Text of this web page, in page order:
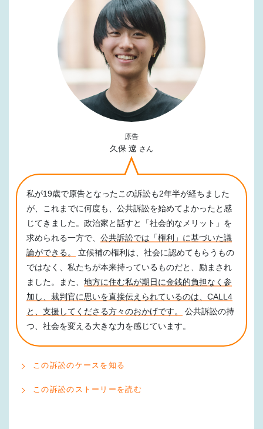
原告
久保 遼 さん
私が19歳で原告となったこの訴訟も2年半が経ちました
が、これまでに何度も、公共訴訟を始めてよかったと感
じてきました。政治家と話すと「社会的なメリット」を
求められる一方で、 公共訴訟では「権利」に基づいた議
論ができる。
立候補の権利は、社会に認めてもらうもの
ではなく、私たちが本来持っているものだと、励まされ
ました。また、 地方に住む私が期日に金銭的負担なく参
加し、裁判官に思いを直接伝えられているのは、CALL4
と、支援してくださる方々のおかげです。
公共訴訟の持
つ、社会を変える大きな力を感じています。
この訴訟のケースを知る
この訴訟のストーリーを読む